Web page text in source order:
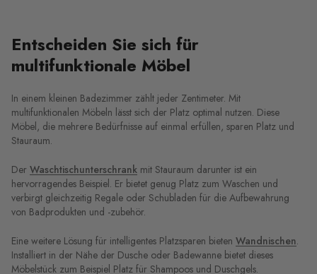
Entscheiden Sie sich für
multifunktionale Möbel
In einem kleinen Badezimmer zählt jeder Zentimeter. Mit
multifunktionalen Möbeln lässt sich der Platz optimal nutzen. Diese
Möbel, die mehrere Bedürfnisse auf einmal erfüllen, sparen Platz und
Stauraum.
Der Waschtischunterschrank mit Stauraum darunter ist ein
hervorragendes Beispiel. Er bietet genug Platz zum Waschen und
verbirgt gleichzeitig Regale oder Schubladen für die Aufbewahrung
von Badprodukten und -zubehör.
Eine weitere Lösung für intelligentes Platzsparen bieten Wandnischen.
Installiert in der Nähe der Dusche oder Badewanne bietet dieses
Möbelstück zum Beispiel Platz für Shampoos und Duschgels.